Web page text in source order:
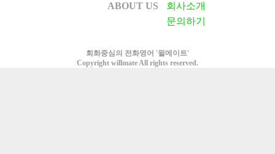
ABOUT US
회사소개
문의하기
회화중심의 전화영어 '윌메이트'
Copyright willmate All rights reserved.